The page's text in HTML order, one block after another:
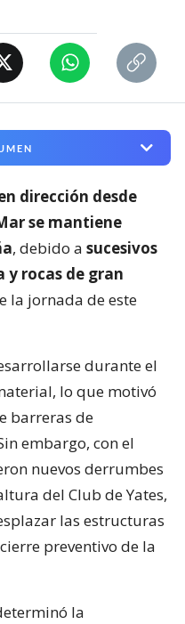
dirección desde
se mantiene
, debido a sucesivos
y rocas de gran
la jornada de este
durante el
lo que motivó
barreras de
embargo, con el
nuevos derrumbes
del Club de Yates,
las estructuras
preventivo de la
la